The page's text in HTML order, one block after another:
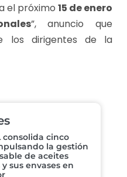
el próximo 15 de enero
”, anuncio que
los dirigentes de la
consolida cinco
la gestión
de aceites
sus envases en